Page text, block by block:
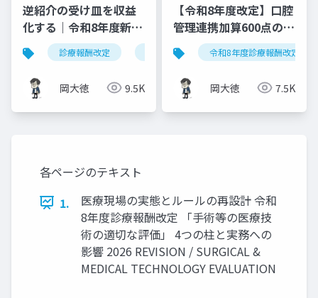
逆紹介の受け皿を収益
化する｜令和8年度新設
「特定機能病院等紹介
患者受入加算」完全実
践ガイド
診療報酬改定 特定機能病院等紹介患者受入加算
岡大徳 9.5K
【令和8年度改定】口腔
管理連携加算600点の算
定要件・施設基準まと
め
令和8年度診療報酬改定
岡大徳 7.5K
各ページのテキスト
1.
医療現場の実態とルールの再設計 令和
8年度診療報酬改定 「手術等の医療技
術の適切な評価」 4つの柱と実務への
影響 2026 REVISION / SURGICAL &
MEDICAL TECHNOLOGY EVALUATION